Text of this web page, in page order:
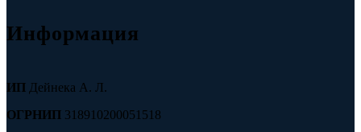
Информация
ИП Дейнека А. Л.
ОГРНИП 318910200051518